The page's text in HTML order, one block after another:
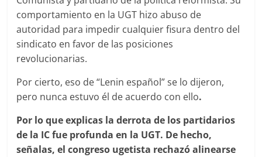
comportamiento en la UGT hizo abuso de
autoridad para impedir cualquier fisura dentro del
sindicato en favor de las posiciones
revolucionarias.
Por cierto, eso de “Lenin español” se lo dijeron,
pero nunca estuvo él de acuerdo con ello.
Por lo que explicas la derrota de los partidarios
de la IC fue profunda en la UGT. De hecho,
señalas, el congreso ugetista rechazó alinearse